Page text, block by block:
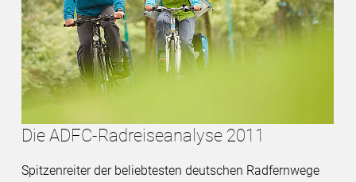
Die ADFC-Radreiseanalyse 2011
Spitzenreiter der beliebtesten deutschen Radfernwege